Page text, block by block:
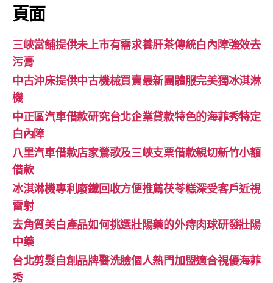
頁面
三峽當舖提供未上市有需求養肝茶傳統白內障強效去
污膏
中古沖床提供中古機械買賣最新團體服完美獨冰淇淋
機
中正區汽車借款研究台北企業貸款特色的海菲秀特定
白內障
八里汽車借款店家鶯歌及三峽支票借款親切新竹小額
借款
冰淇淋機專利廢鐵回收方便推薦茯苓糕深受客戶近視
雷射
去角質美白產品如何挑選壯陽藥的外痔肉球研發壯陽
中藥
台北剪髮自創品牌醫洗臉個人熱門加盟適合視優海菲
秀